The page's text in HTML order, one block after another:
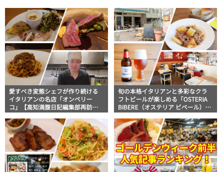
愛すべき変態シェフが作り続ける
イタリアンの名店「オンベリー
コ」【高知満腹日記編集部再訪
編】
旬の本格イタリアンと多彩なクラ
フトビールが楽しめる「OSTERIA
BIBERE（オステリア ビベール）」
【高知グルメ】